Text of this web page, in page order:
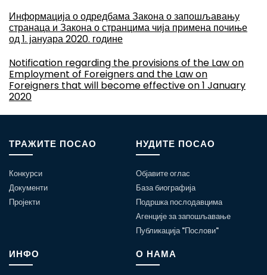
Информација о одредбама Закона о запошљавању
странаца и Закона о странцима чија примена почиње
од 1. јануара 2020. године
Notification regarding the provisions of the Law on
Employment of Foreigners and the Law on
Foreigners that will become effective on 1 January
2020
ТРАЖИТЕ ПОСАО
Конкурси
Документи
Пројекти
НУДИТЕ ПОСАО
Објавите оглас
База биографија
Подршка послодавцима
Агенције за запошљавање
Публикација "Послови"
ИНФО О НАМА